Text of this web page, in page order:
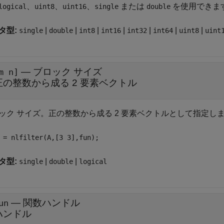
uint8 uint16 single または double を使用できま
型: single double int8 int16 int32 int64 uint8
n] — ブロック サイズ
の整数から成る 2 要素ベクトル
ク サイズ。正の整数から成る 2 要素ベクトルとして指定し
= nlfilter(A,[3 3],fun);
型: single double logical
— 関数ハンドル
ンドル